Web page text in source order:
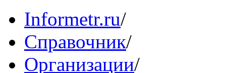
Informetr.ru/
Справочник/
Организации/